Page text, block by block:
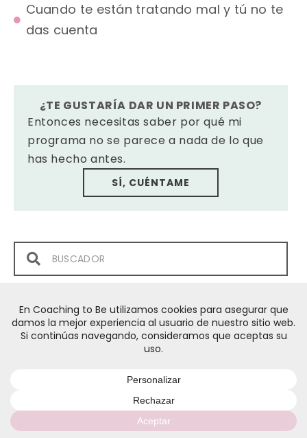
Cuando te están tratando mal y tú no te
das cuenta
¿TE GUSTARÍA DAR UN PRIMER PASO?
Entonces necesitas saber por qué mi
programa no se parece a nada de lo que
has hecho antes.
SÍ, CUÉNTAME
Oye,
NO TE VAYAS SIN ESCUCHAR ESTO
segura y relacionarte sin desgastarte tanto?
Apúntate y recibe gratis el audio “Cómo Evitar
que Alguien Te Haga Sentir Mal".